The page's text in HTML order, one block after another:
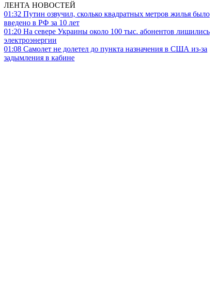
ЛЕНТА НОВОСТЕЙ
01:32 Путин озвучил, сколько квадратных метров жилья было
введено в РФ за 10 лет
01:20 На севере Украины около 100 тыс. абонентов лишились
электроэнергии
01:08 Самолет не долетел до пункта назначения в США из-за
задымления в кабине